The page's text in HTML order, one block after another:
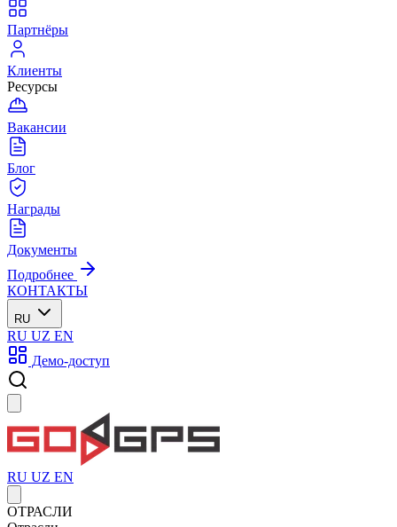
Партнёры
Клиенты
Ресурсы
Вакансии
Блог
Награды
Документы
Подробнее
КОНТАКТЫ
RU
RU UZ EN
Демо-доступ
RU UZ EN
ОТРАСЛИ